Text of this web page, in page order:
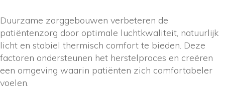
Duurzame zorggebouwen verbeteren de
patiëntenzorg door optimale luchtkwaliteit, natuurlijk
licht en stabiel thermisch comfort te bieden. Deze
factoren ondersteunen het herstelproces en creëren
een omgeving waarin patiënten zich comfortabeler
voelen.